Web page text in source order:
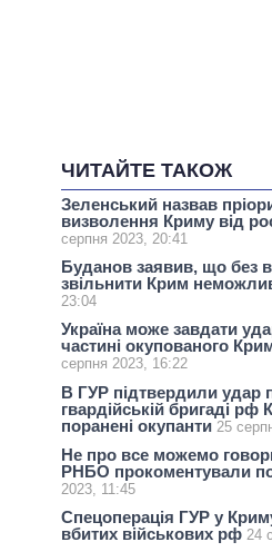
ЧИТАЙТЕ ТАКОЖ
Зеленський назвав
визволення Криму від
серпня 2023, 20:41
Буданов заявив, що без
звільнити Крим
23:04
Україна може завдати
частині окупованого
серпня 2023, 16:22
В ГУР підтвердили удар
гвардійській бригаді рф
поранені окупанти 25
Не про все можемо
РНБО прокоментували
2023, 11:45
Спецоперація ГУР у
вбитих військових рф 24